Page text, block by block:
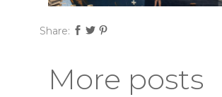
Share:
More posts